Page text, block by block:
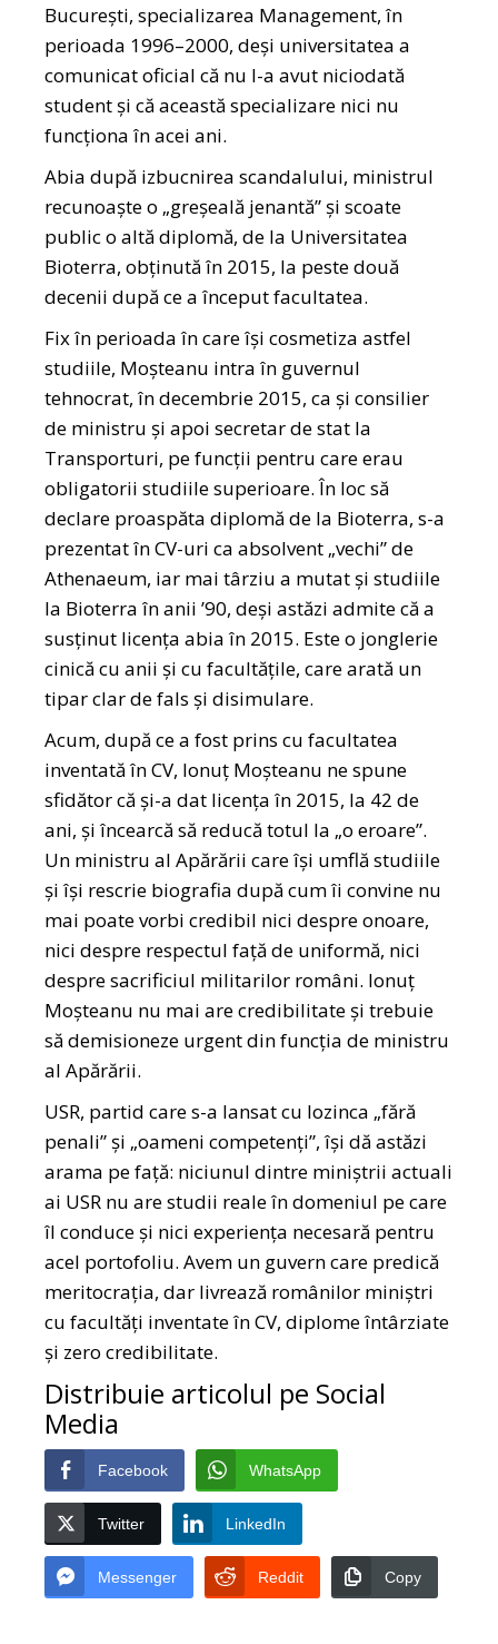
București, specializarea Management, în
perioada 1996–2000, deși universitatea a
comunicat oficial că nu l-a avut niciodată
student și că această specializare nici nu
funcționa în acei ani.
Abia după izbucnirea scandalului, ministrul
recunoaște o „greșeală jenantă” și scoate
public o altă diplomă, de la Universitatea
Bioterra, obținută în 2015, la peste două
decenii după ce a început facultatea.
Fix în perioada în care își cosmetiza astfel
studiile, Moșteanu intra în guvernul
tehnocrat, în decembrie 2015, ca și consilier
de ministru și apoi secretar de stat la
Transporturi, pe funcții pentru care erau
obligatorii studiile superioare. În loc să
declare proaspăta diplomă de la Bioterra, s-a
prezentat în CV-uri ca absolvent „vechi” de
Athenaeum, iar mai târziu a mutat și studiile
la Bioterra în anii ’90, deși astăzi admite că a
susținut licența abia în 2015. Este o jonglerie
cinică cu anii și cu facultățile, care arată un
tipar clar de fals și disimulare.
Acum, după ce a fost prins cu facultatea
inventată în CV, Ionuț Moșteanu ne spune
sfidător că și-a dat licența în 2015, la 42 de
ani, și încearcă să reducă totul la „o eroare”.
Un ministru al Apărării care își umflă studiile
și își rescrie biografia după cum îi convine nu
mai poate vorbi credibil nici despre onoare,
nici despre respectul față de uniformă, nici
despre sacrificiul militarilor români. Ionuț
Moșteanu nu mai are credibilitate și trebuie
să demisioneze urgent din funcția de ministru
al Apărării.
USR, partid care s-a lansat cu lozinca „fără
penali” și „oameni competenți”, își dă astăzi
arama pe față: niciunul dintre miniștrii actuali
ai USR nu are studii reale în domeniul pe care
îl conduce și nici experiența necesară pentru
acel portofoliu. Avem un guvern care predică
meritocrația, dar livrează românilor miniștri
cu facultăți inventate în CV, diplome întârziate
și zero credibilitate.
Distribuie articolul pe Social
Media
Facebook WhatsApp
Twitter LinkedIn
Messenger Reddit Copy